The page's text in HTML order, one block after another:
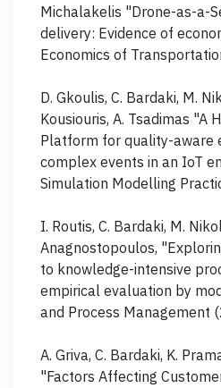
Michalakelis "Drone-as-a-
delivery: Evidence of
Economics of
D. Gkoulis, C. Bardaki, M.
Kousiouris, A. Tsadimas "A
Platform for quality-aware
complex events in an IoT
Simulation Modelling
I. Routis, C. Bardaki, M.
Anagnostopoulos,
to knowledge-intensive
empirical evaluation by
and Process Management
A. Griva, C. Bardaki, K.
"Factors Affecting